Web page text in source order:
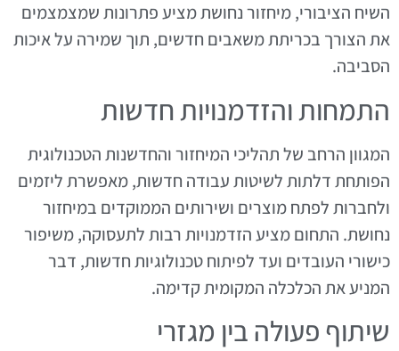
השיח הציבורי, מיחזור נחושת מציע פתרונות שמצמצמים
את הצורך בכריתת משאבים חדשים, תוך שמירה על איכות
הסביבה.
התמחות והזדמנויות חדשות
המגוון הרחב של תהליכי המיחזור והחדשנות הטכנולוגית
הפותחת דלתות לשיטות עבודה חדשות, מאפשרת ליזמים
ולחברות לפתח מוצרים ושירותים הממוקדים במיחזור
נחושת. התחום מציע הזדמנויות רבות לתעסוקה, משיפור
כישורי העובדים ועד לפיתוח טכנולוגיות חדשות, דבר
המניע את הכלכלה המקומית קדימה.
שיתוף פעולה בין מגזרי